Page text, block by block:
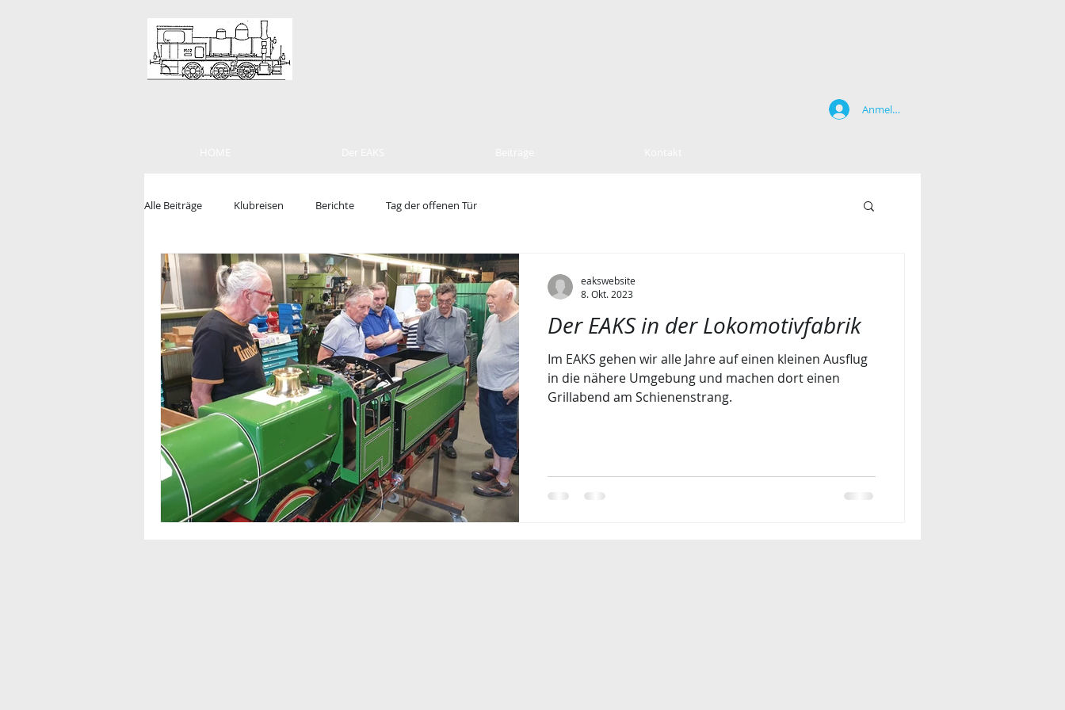
Anmelden
Alle Beiträge Klubreisen Berichte Tag der offenen Tür
Der EAKS in der Lokomotivfabrik
Im EAKS gehen wir alle Jahre auf einen kleinen Ausflug
in die nähere Umgebung und machen dort einen
Grillabend am Schienenstrang.
eakswebsite
8. Okt. 2023